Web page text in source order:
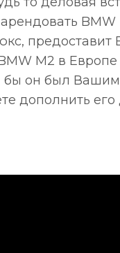
M2 в
бы он был
дополнить